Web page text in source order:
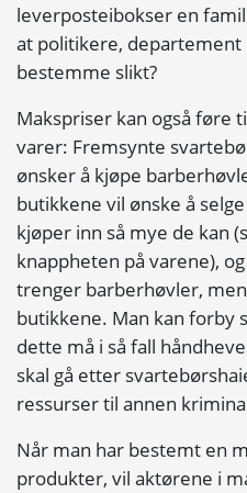
leverposteibokser en
at politikere,
bestemme slikt?
Makspriser kan også føre
varer: Fremsynte
ønsker å kjøpe
butikkene vil ønske å
kjøper inn så mye de kan
knappheten på varene),
trenger barberhøvler,
butikkene. Man kan forby
dette må i så fall
skal gå etter
ressurser til annen
Når man har bestemt en
produkter, vil aktørene i